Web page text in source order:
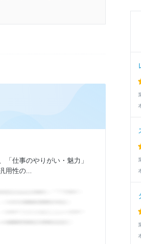
仕事のやりがい・魅力」
用性の...